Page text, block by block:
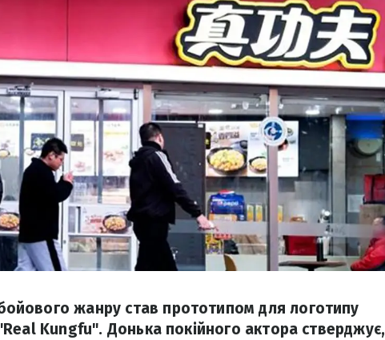
жанру став прототипом для логотипу
Kungfu". Донька покійного актора стверджує,